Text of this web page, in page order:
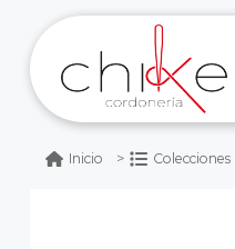
Inicio Colecciones